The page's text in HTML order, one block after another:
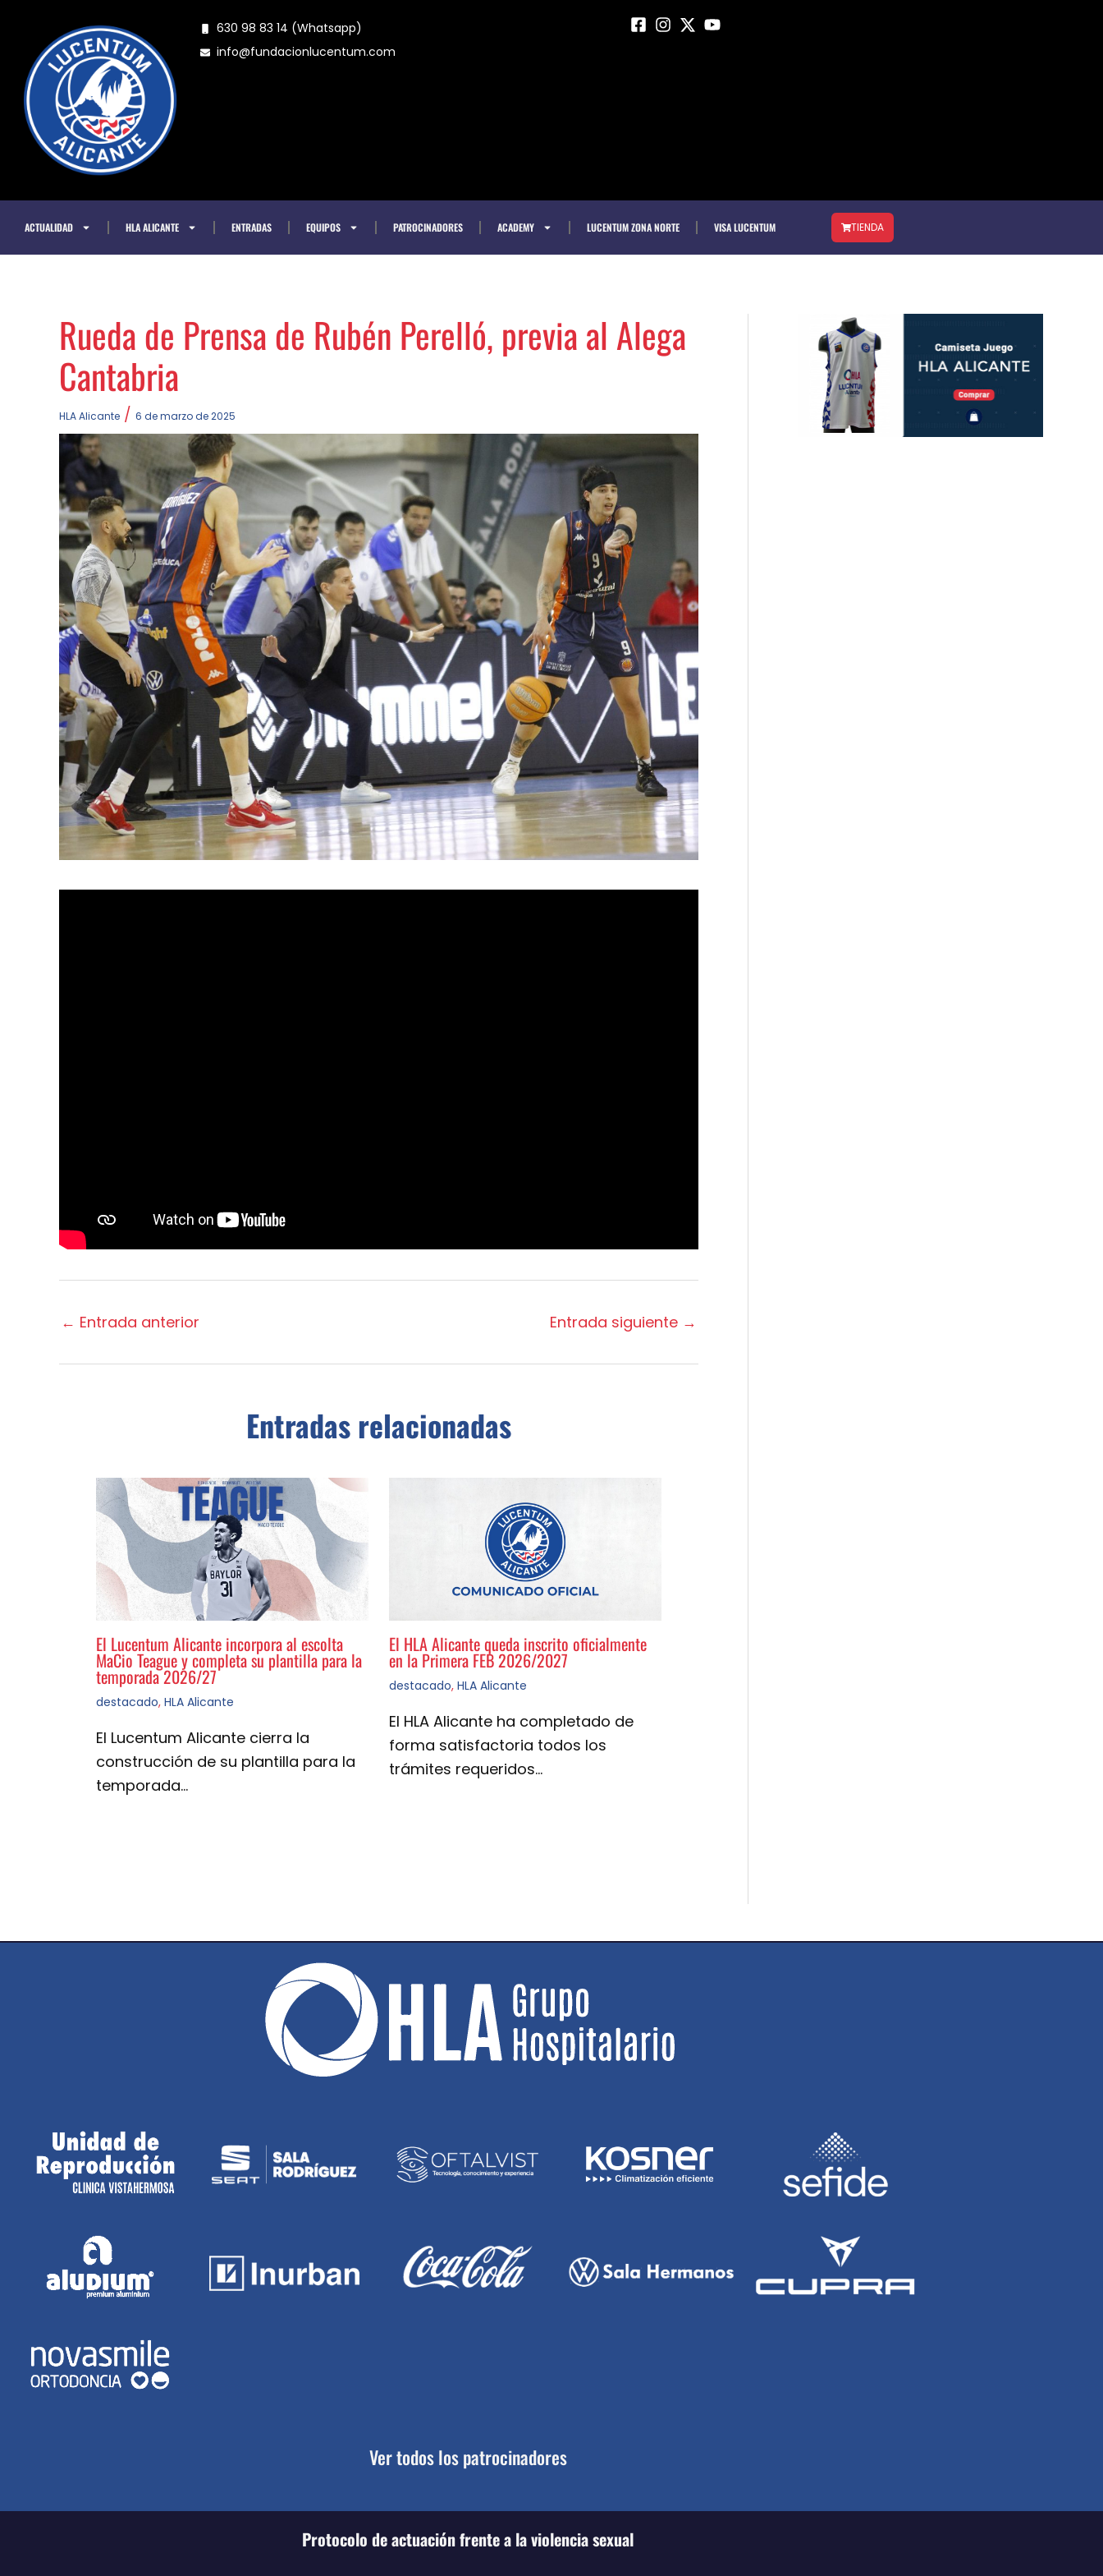
contenido
630 98 83 14 (Whatsapp)
info@fundacionlucentum.com
ACTUALIDAD HLA ALICANTE ENTRADAS EQUIPOS PATROCINADORES ACADEMY LUCENTUM ZONA NORTE VISA LUCENTUM TIENDA
Rueda de Prensa de Rubén Perelló, previa al Alega
Cantabria
HLA Alicante / 6 de marzo de 2025
← Entrada anterior Entrada siguiente →
Entradas relacionadas
El Lucentum Alicante incorpora al escolta
MaCio Teague y completa su plantilla para la
temporada 2026/27
destacado, HLA Alicante
El Lucentum Alicante cierra la
construcción de su plantilla para la
temporada…
El HLA Alicante queda inscrito oficialmente
en la Primera FEB 2026/2027
destacado, HLA Alicante
El HLA Alicante ha completado de
forma satisfactoria todos los
trámites requeridos…
Ver todos los patrocinadores
Protocolo de actuación frente a la violencia sexual